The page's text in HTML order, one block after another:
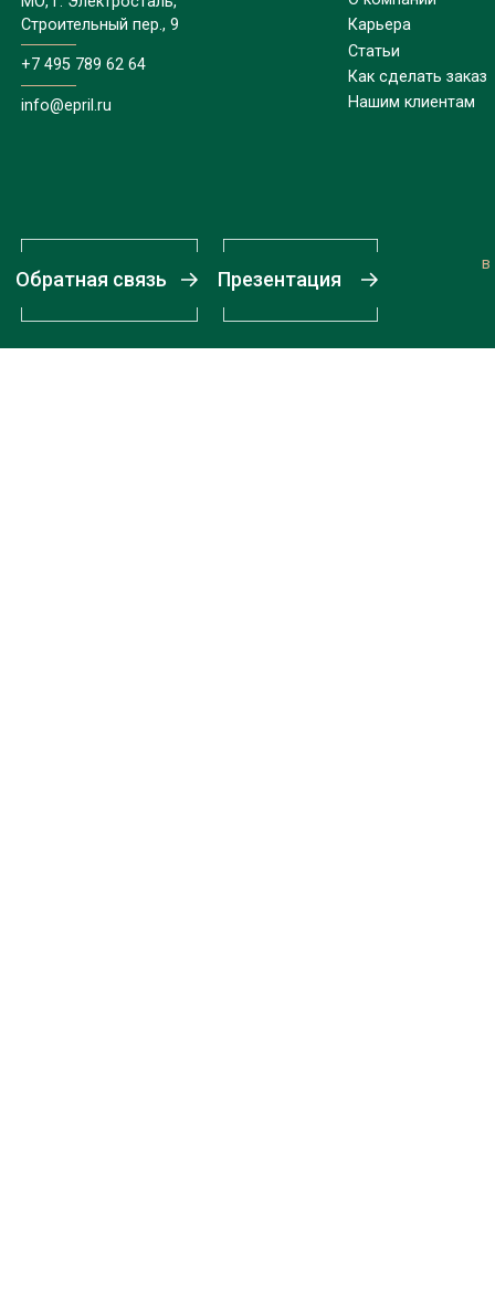
Строительный пер., 9
+7 495 789 62 64
info@epril.ru
Карьера
Статьи
Как сделать заказ
Нашим клиентам
Обратная связь Презентация
в